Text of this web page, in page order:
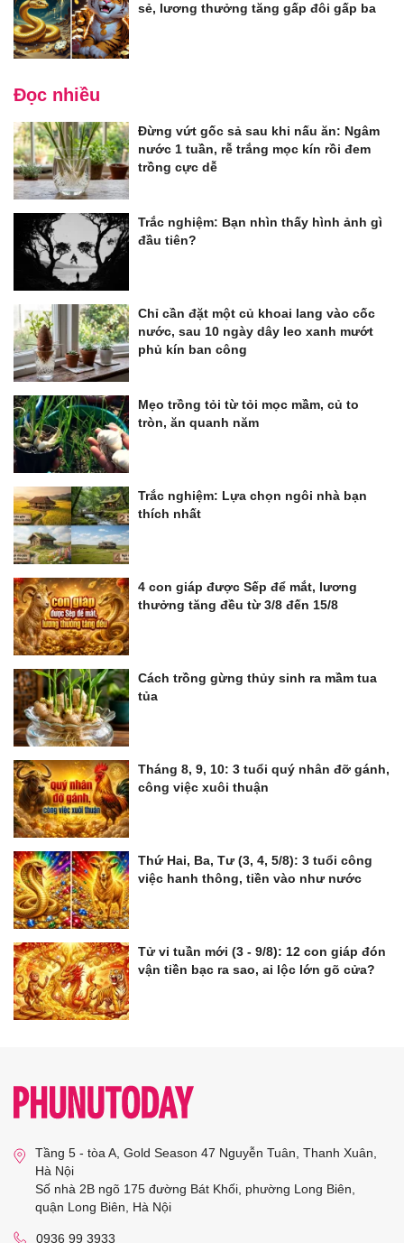
sẻ, lương thưởng tăng gấp đôi gấp ba
Đọc nhiều
Đừng vứt gốc sả sau khi nấu ăn: Ngâm
nước 1 tuần, rễ trắng mọc kín rồi đem
trồng cực dễ
Trắc nghiệm: Bạn nhìn thấy hình ảnh gì
đầu tiên?
Chỉ cần đặt một củ khoai lang vào cốc
nước, sau 10 ngày dây leo xanh mướt
phủ kín ban công
Mẹo trồng tỏi từ tỏi mọc mầm, củ to
tròn, ăn quanh năm
Trắc nghiệm: Lựa chọn ngôi nhà bạn
thích nhất
4 con giáp được Sếp để mắt, lương
thưởng tăng đều từ 3/8 đến 15/8
Cách trồng gừng thủy sinh ra mầm tua
tủa
Tháng 8, 9, 10: 3 tuổi quý nhân đỡ gánh,
công việc xuôi thuận
Thứ Hai, Ba, Tư (3, 4, 5/8): 3 tuổi công
việc hanh thông, tiền vào như nước
Tử vi tuần mới (3 - 9/8): 12 con giáp đón
vận tiền bạc ra sao, ai lộc lớn gõ cửa?
Tầng 5 - tòa A, Gold Season 47 Nguyễn Tuân, Thanh Xuân,
Hà Nội
Số nhà 2B ngõ 175 đường Bát Khối, phường Long Biên,
quận Long Biên, Hà Nội
0936 99 3933